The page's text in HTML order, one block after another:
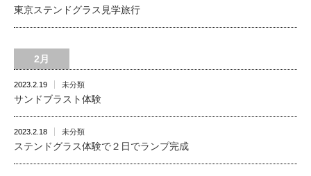
東京ステンドグラス見学旅行
2月
2023.2.19 未分類
サンドブラスト体験
2023.2.18 未分類
ステンドグラス体験で２日でランプ完成